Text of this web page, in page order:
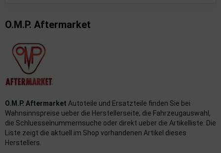
O.M.P. Aftermarket
O.M.P. Aftermarket Autoteile und Ersatzteile finden Sie bei
Wahnsinnspreise ueber die Herstellerseite, die Fahrzeugauswahl,
die Schluesselnummernsuche oder direkt ueber die Artikelliste. Die
Liste zeigt die aktuell im Shop vorhandenen Artikel dieses
Herstellers.
Lüftung
Kommunikationssysteme